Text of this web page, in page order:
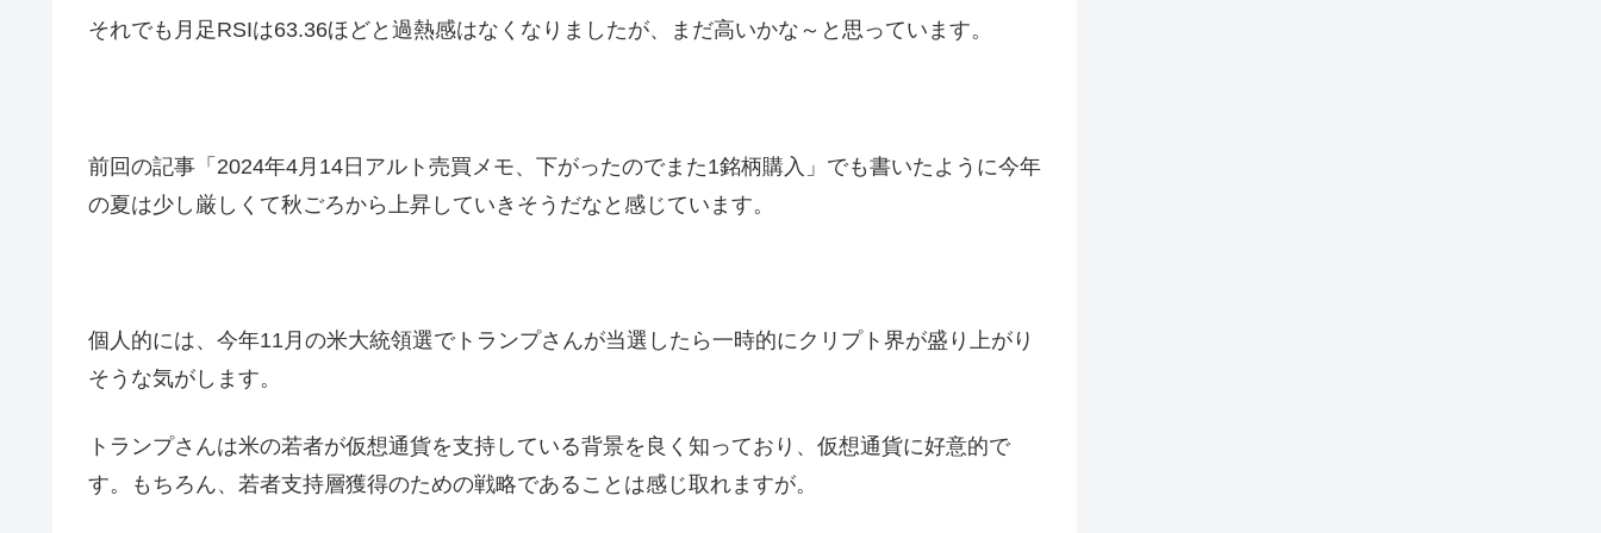
それでも月足RSIは63.36ほどと過熱感はなくなりましたが、まだ高いかな～と思っています。
前回の記事「2024年4月14日アルト売買メモ、下がったのでまた1銘柄購入」でも書いたように今年
の夏は少し厳しくて秋ごろから上昇していきそうだなと感じています。
個人的には、今年11月の米大統領選でトランプさんが当選したら一時的にクリプト界が盛り上がり
そうな気がします。
トランプさんは米の若者が仮想通貨を支持している背景を良く知っており、仮想通貨に好意的で
す。もちろん、若者支持層獲得のための戦略であることは感じ取れますが。